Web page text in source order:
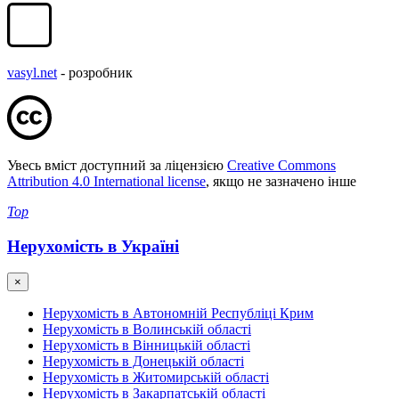
vasyl.net - розробник
Увесь вміст доступний за ліцензією Creative Commons
Attribution 4.0 International license, якщо не зазначено інше
Top
Нерухомість в Україні
×
Нерухомість в Автономній Республіці Крим
Нерухомість в Волинській області
Нерухомість в Вінницькій області
Нерухомість в Донецькій області
Нерухомість в Житомирській області
Нерухомість в Закарпатській області